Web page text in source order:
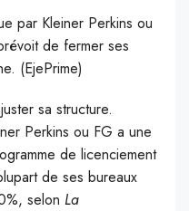
par Kleiner Perkins ou
de fermer ses
(EjePrime)
sa structure.
Perkins ou FG a une
de licenciement
de ses bureaux
selon La